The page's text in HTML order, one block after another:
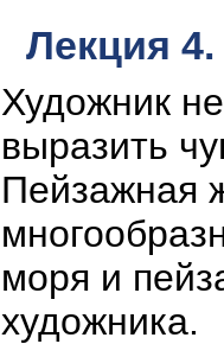
Лекция
Художник
выразить
Пейзажная
моря и
художника.